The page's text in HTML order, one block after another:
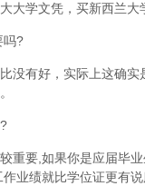
大学文凭，买新西兰
吗?
没有好，实际上这确
重要,如果你是应届毕
业绩就比学位证更有